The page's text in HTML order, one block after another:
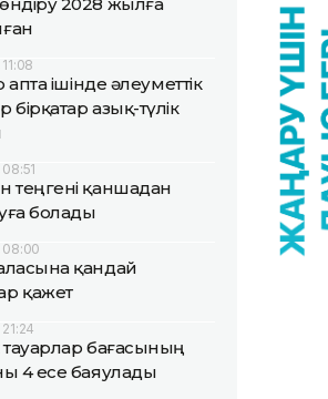
апта ішінде әлеуметтік
азық-түлік
теңгені қаншадан
болады
08:00
қандай
қажет
тауарлар бағасының
4 есе баяулады